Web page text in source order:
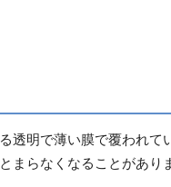
透明で薄い膜で覆われ
まらなくなることがあり